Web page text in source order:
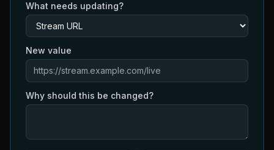
What needs updating?
New value
Why should this be changed?